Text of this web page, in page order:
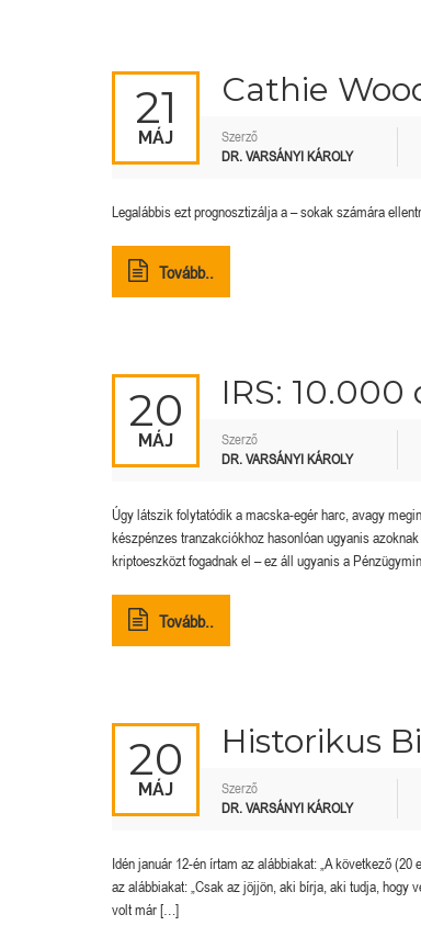
21
MÁJ
Cathie
Szerző
DR. VARSÁNYI KÁROLY
Legalábbis ezt prognosztizálja a – sokak számára
Tovább..
20
MÁJ
IRS:
Szerző
DR. VARSÁNYI KÁROLY
Úgy látszik folytatódik a macska-egér harc, avagy
készpénzes tranzakciókhoz hasonlóan ugyanis
kriptoeszközt fogadnak el – ez áll ugyanis a
Tovább..
20
MÁJ
Historikus
Szerző
DR. VARSÁNYI KÁROLY
Idén január 12-én írtam az alábbiakat: „A következő
az alábbiakat: „Csak az jöjjön, aki bírja, aki tudja, hogy
volt már […]